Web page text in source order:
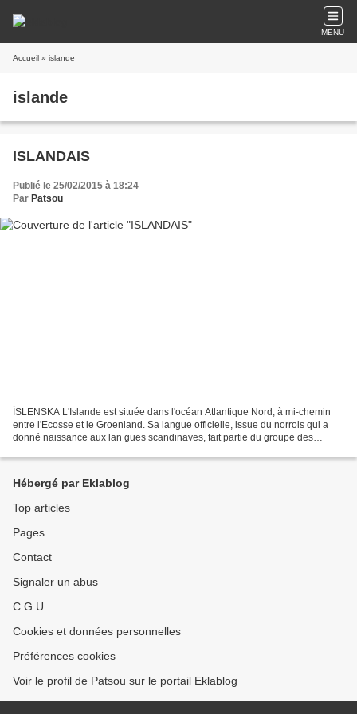
MENU
Accueil » islande
islande
ISLANDAIS
Publié le 25/02/2015 à 18:24
Par Patsou
ÍSLENSKA L'Islande est située dans l'océan Atlantique Nord, à mi-chemin
entre l'Ecosse et le Groenland. Sa langue officielle, issue du norrois qui a
donné naissance aux lan gues scandinaves, fait partie du groupe des
Hébergé par Eklablog
Top articles
Pages
Contact
Signaler un abus
C.G.U.
Cookies et données personnelles
Préférences cookies
Voir le profil de Patsou sur le portail Eklablog